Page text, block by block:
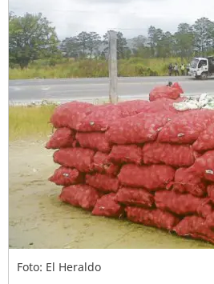
Foto: El Heraldo